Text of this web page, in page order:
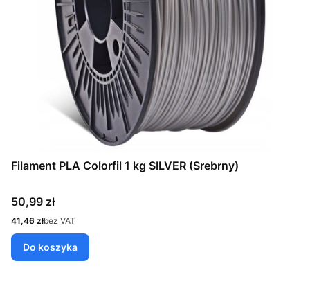
Filament PLA Colorfil 1 kg SILVER (Srebrny)
Cena
50,99 zł
Cena
41,46 złbez VAT
Do koszyka